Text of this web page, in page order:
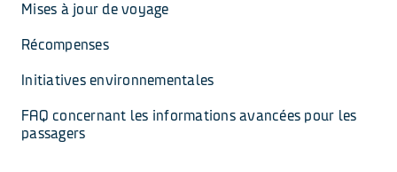
Mises à jour de voyage
Récompenses
Initiatives environnementales
FAQ concernant les informations avancées pour les
passagers